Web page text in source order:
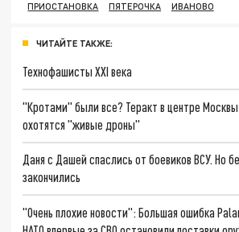
ПРИОСТАНОВКА
ПЯТЕРОЧКА ИВАНОВО
ЧИТАЙТЕ ТАКЖЕ:
Технофашисты XXI века
"Кротами" были все? Теракт в центре
охотятся "живые дроны"
Даня с Дашей спаслись от боевиков ВСУ. Но
закончились
"Очень плохие новости": Большая ошибка